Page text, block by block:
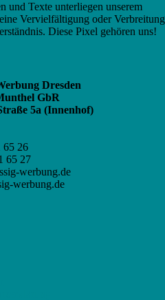
und Texte unterliegen unserem
Vervielfältigung oder Verbreitung
Diese Pixel gehören uns!
Dresden
GbR
5a (Innenhof)
65 26
65 27
werbung.de
werbung.de